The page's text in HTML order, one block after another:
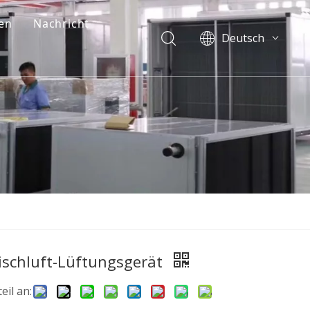
Nachricht
Deutsch
简体中文
Français
Pусский
Italiano
Lüftungsgerät
an: